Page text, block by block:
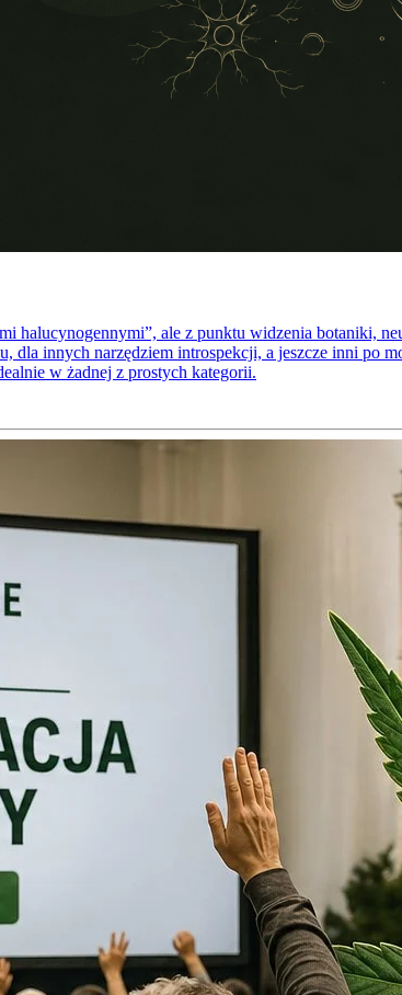
halucynogennymi”, ale z punktu widzenia botaniki,
dla innych narzędziem introspekcji, a jeszcze inni po
w żadnej z prostych kategorii.